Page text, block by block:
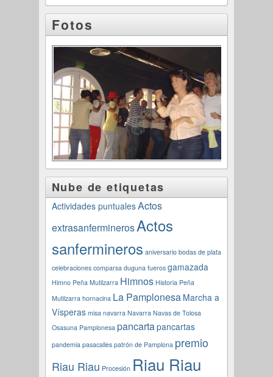
Fotos
Nube de etiquetas
Actividades puntualesActos
extrasanferminerosActos
sanfermineros aniversario bodas de plata
celebraciones comparsa duguna fueros gamazada
Himno Peña Mutilzarra Himnos Historia Peña
Mutilzarra hornacina La Pamplonesa Marcha a
Vísperas misa navarra Navarra Navas de Tolosa
Osasuna Pamplonesa pancartapancartas
pandemia pasacalles patrón de Pamplona premio
Riau Riau Procesión Riau Riau